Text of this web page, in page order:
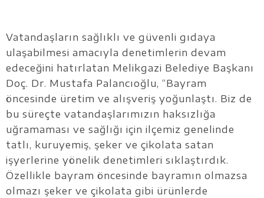
Vatandaşların sağlıklı ve güvenli gıdaya
ulaşabilmesi amacıyla denetimlerin devam
edeceğini hatırlatan Melikgazi Belediye Başkanı
Doç. Dr. Mustafa Palancıoğlu, “Bayram
öncesinde üretim ve alışveriş yoğunlaştı. Biz de
bu süreçte vatandaşlarımızın haksızlığa
uğramaması ve sağlığı için ilçemiz genelinde
tatlı, kuruyemiş, şeker ve çikolata satan
işyerlerine yönelik denetimleri sıklaştırdık.
Özellikle bayram öncesinde bayramın olmazsa
olmazı şeker ve çikolata gibi ürünlerde